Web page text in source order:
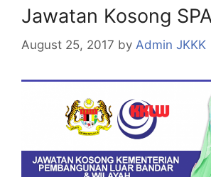
Jawatan Kosong
August 25, 2017 by Admin JKKK